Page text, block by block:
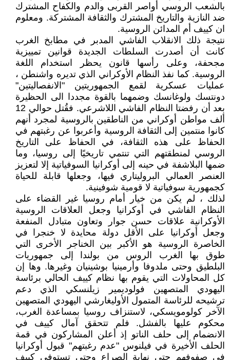
بالشعب الروسي أواصر القربى والدم والكفاح المشترك
ضد النازية والتاريخ المشترك والثقافة المشتركة. ومعلوم
ان كييف أم المدائن الروسية.
نتيجة ذلك الانقلاب الفاشي المدبر في مطابخ الغرب
كانت أن أصدرت السلطات الجديدة قوانين تمييزية
مجحفة، وعلى رأسها قانون يحظر استخدام اللغة
الروسية. كما نفذ النظام الأوكراني الذي تديره واشنطن ،
عمليات عسكرية لقمع الجمهوريتين "الانفصاليتين"
دونتسك ولوغانسك وضمهما بالقوة مجددا الى الحظيرة
بعد أن رفضتا النظام الفاشي اللاشرعي. فقُتل حوالي 12
ألف مواطن أوكراني من الناطقين بالروسية لمجرد أنهم
كانوا منتمين إلى الثقافة الروسية وأعربوا عن رغبتهم في
الحفاظ على هذه الثقافة، في الحفاظ على التاريخ
الروسي لمنطقتهم التي تنتمي تاريخيًا إلى روسيا، وما
ضمها البلاشفة في حينه إلى أوكرانيا السوفياتية إلا لتعزيز
العنصر العمالي البروليتاري فيها، وجعلها قابلة للحياة
كجمهورية سوفياتية لا قومية شوفينية.
لذلك ، لم يكن من خيار أمام روسيا غير القضاء على
النظام الفاشي في أوكرانيا وجعل العلاقات الروسية
الأوكرانية علاقات حسن جوار وتعاون متبادل المنفعة
وجعل أوكرانيا على الأقل دولة محايدة لا خنجرا في
الخاصرة الروسية هو الأكبر بين الخناجر الأخرى التي
طوق بها الغرب الروس من بولندا إلى جمهوريات
البلطيق وحتى ملدوفا وأرمينيا بوشينيان وغيرها. وها إن
كل المحاولات التي يقوم بها نظام كييف الحالي برئاسة
اليهودي المتصهين فولوديمير زيلنسكي الذي دعم
ترشيحه للرئاسة المتمول الأوليغارشي اليهودي المتصهين
الآخر كولومويسكي، لاستنزاف روسيا بمساعدة الغرب،
محكوم عليها بالفشل. فلم تتحقق آمال كييف في
الانضمام إلى حلف الناتو إذ أعلن المشاركون في قمة
الحلف الأخيرة في فيلنوس "عدم رغبتهم" قبول أوكرانيا
في صفوفهم حتى نهاية الصراع وحتى تستوفي كييف